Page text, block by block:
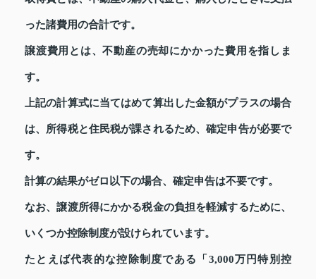
った諸費用の合計です。
譲渡費用とは、不動産の売却にかかった費用を指しま
す。
上記の計算式に当てはめて算出した金額がプラスの場合
は、所得税と住民税が課されるため、確定申告が必要で
す。
計算の結果がゼロ以下の場合、確定申告は不要です。
なお、譲渡所得にかかる税金の負担を軽減するために、
いくつか控除制度が設けられています。
たとえば代表的な控除制度である「3,000万円特別控